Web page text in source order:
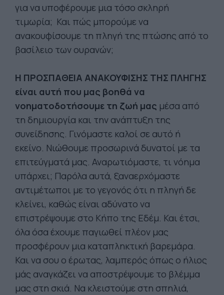
για να υποφέρουμε μια τόσο σκληρή
τιμωρία; Και πώς μπορούμε να
ανακουφίσουμε τη πληγή της πτώσης από το
βασίλειο των ουρανών;
Η ΠΡΟΣΠΑΘΕΙΑ ΑΝΑΚΟΥΦΙΣΗΣ ΤΗΣ ΠΛΗΓΗΣ
είναι αυτή που μας βοηθά να
νοηματοδοτήσουμε τη ζωή μας μέσα από
τη δημιουργία και την ανάπτυξη της
συνείδησης. Γινόμαστε καλοί σε αυτό ή
εκείνο. Νιώθουμε προσωρινά δυνατοί με τα
επιτεύγματά μας. Αναρωτιόμαστε, τι νόημα
υπάρχει; Παρόλα αυτά, ξαναερχόμαστε
αντιμέτωποι με το γεγονός ότι η πληγή δε
κλείνει, καθώς είναι αδύνατο να
επιστρέψουμε στο Κήπο της Εδέμ. Και έτσι,
όλα όσα έχουμε παγιωθεί πλέον μας
προσφέρουν μια καταπληκτική βαρεμάρα.
Και να σου ο έρωτας, λαμπερός όπως ο ήλιος
μάς αναγκάζει να αποστρέψουμε το βλέμμα
μας στη σκιά. Να κλειστούμε στη σπηλιά,